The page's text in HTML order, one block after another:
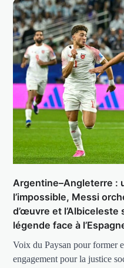
Argentine–Angleterre :
l’impossible, Messi
d’œuvre et l’Albiceleste
légende face à
Voix du Paysan pour former
engagement pour la justice